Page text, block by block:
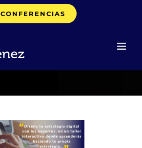
CONFERENCIAS